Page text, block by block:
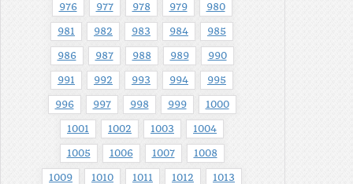
976 977 978 979 980
981 982 983 984 985
986 987 988 989 990
991 992 993 994 995
996 997 998 999 1000
1001 1002 1003 1004
1005 1006 1007 1008
1009 1010 1011 1012 1013